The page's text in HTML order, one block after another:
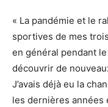
« La pandémie et le
sportives de mes
en général pendant
découvrir de
J’avais déjà eu la
les dernières années